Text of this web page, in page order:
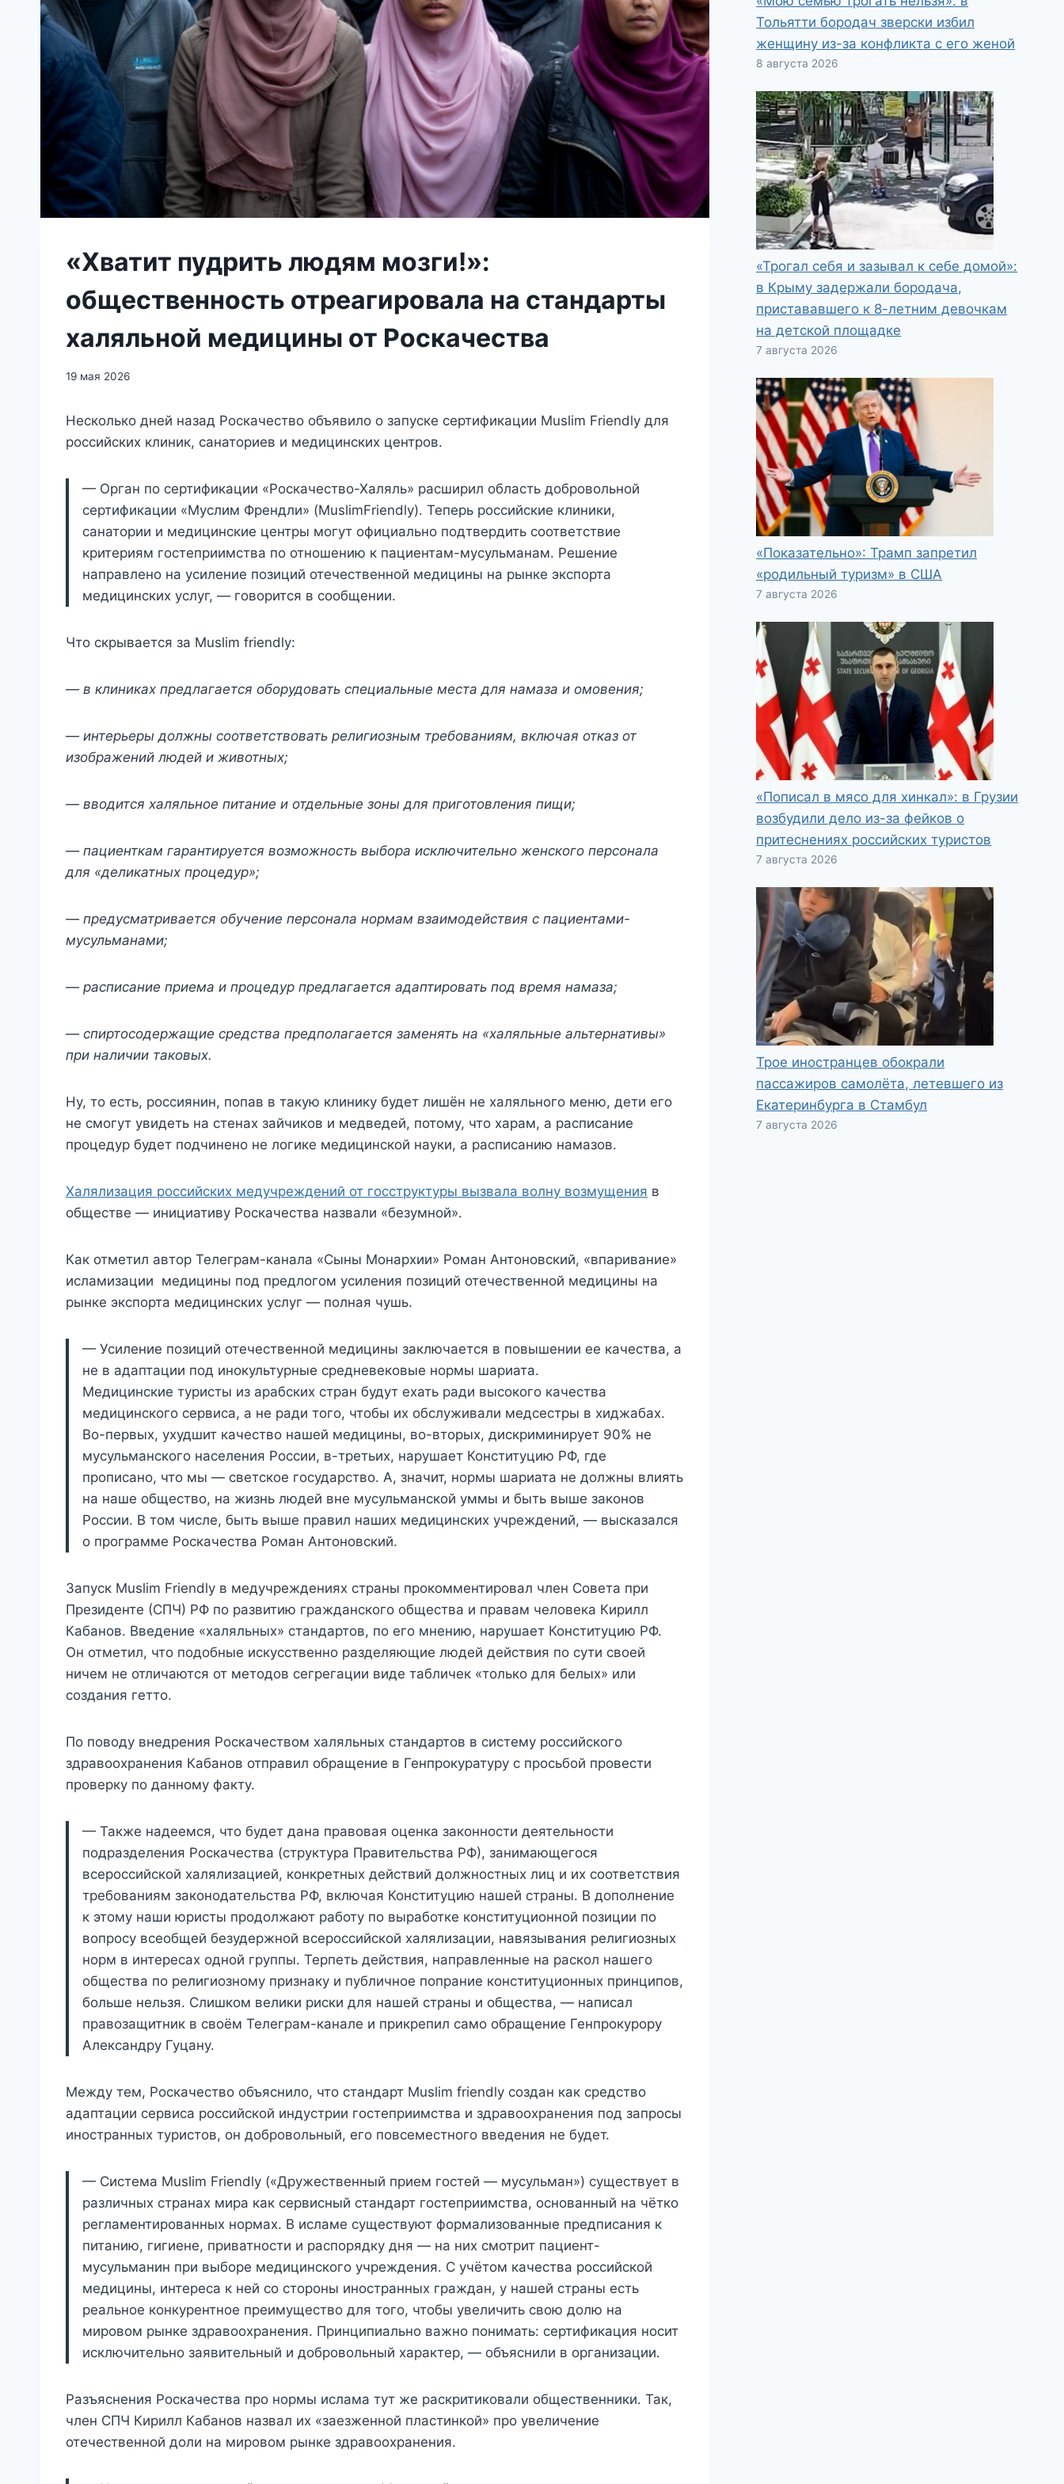
«Хватит пудрить людям мозги!»:
общественность отреагировала на стандарты
халяльной медицины от Роскачества
19 мая 2026
Несколько дней назад Роскачество объявило о запуске сертификации Muslim Friendly для
российских клиник, санаториев и медицинских центров.
— Орган по сертификации «Роскачество-Халяль» расширил область добровольной
сертификации «Муслим Френдли» (MuslimFriendly). Теперь российские клиники,
санатории и медицинские центры могут официально подтвердить соответствие
критериям гостеприимства по отношению к пациентам-мусульманам. Решение
направлено на усиление позиций отечественной медицины на рынке экспорта
медицинских услуг, — говорится в сообщении.
Что скрывается за Muslim friendly:
— в клиниках предлагается оборудовать специальные места для намаза и омовения;
— интерьеры должны соответствовать религиозным требованиям, включая отказ от
изображений людей и животных;
— вводится халяльное питание и отдельные зоны для приготовления пищи;
— пациенткам гарантируется возможность выбора исключительно женского персонала
для «деликатных процедур»;
— предусматривается обучение персонала нормам взаимодействия с пациентами-
мусульманами;
— расписание приема и процедур предлагается адаптировать под время намаза;
— спиртосодержащие средства предполагается заменять на «халяльные альтернативы»
при наличии таковых.
Ну, то есть, россиянин, попав в такую клинику будет лишён не халяльного меню, дети его
не смогут увидеть на стенах зайчиков и медведей, потому, что харам, а расписание
процедур будет подчинено не логике медицинской науки, а расписанию намазов.
Халялизация российских медучреждений от госструктуры вызвала волну возмущения в
обществе — инициативу Роскачества назвали «безумной».
Как отметил автор Телеграм-канала «Сыны Монархии» Роман Антоновский, «впаривание»
исламизации медицины под предлогом усиления позиций отечественной медицины на
рынке экспорта медицинских услуг — полная чушь.
— Усиление позиций отечественной медицины заключается в повышении ее качества, а
не в адаптации под инокультурные средневековые нормы шариата.
Медицинские туристы из арабских стран будут ехать ради высокого качества
медицинского сервиса, а не ради того, чтобы их обслуживали медсестры в хиджабах.
Во-первых, ухудшит качество нашей медицины, во-вторых, дискриминирует 90% не
мусульманского населения России, в-третьих, нарушает Конституцию РФ, где
прописано, что мы — светское государство. А, значит, нормы шариата не должны влиять
на наше общество, на жизнь людей вне мусульманской уммы и быть выше законов
России. В том числе, быть выше правил наших медицинских учреждений, — высказался
о программе Роскачества Роман Антоновский.
Запуск Muslim Friendly в медучреждениях страны прокомментировал член Совета при
Президенте (СПЧ) РФ по развитию гражданского общества и правам человека Кирилл
Кабанов. Введение «халяльных» стандартов, по его мнению, нарушает Конституцию РФ.
Он отметил, что подобные искусственно разделяющие людей действия по сути своей
ничем не отличаются от методов сегрегации виде табличек «только для белых» или
создания гетто.
По поводу внедрения Роскачеством халяльных стандартов в систему российского
здравоохранения Кабанов отправил обращение в Генпрокуратуру с просьбой провести
проверку по данному факту.
— Также надеемся, что будет дана правовая оценка законности деятельности
подразделения Роскачества (структура Правительства РФ), занимающегося
всероссийской халялизацией, конкретных действий должностных лиц и их соответствия
требованиям законодательства РФ, включая Конституцию нашей страны. В дополнение
к этому наши юристы продолжают работу по выработке конституционной позиции по
вопросу всеобщей безудержной всероссийской халялизации, навязывания религиозных
норм в интересах одной группы. Терпеть действия, направленные на раскол нашего
общества по религиозному признаку и публичное попрание конституционных принципов,
больше нельзя. Слишком велики риски для нашей страны и общества, — написал
правозащитник в своём Телеграм-канале и прикрепил само обращение Генпрокурору
Александру Гуцану.
Между тем, Роскачество объяснило, что стандарт Muslim friendly создан как средство
адаптации сервиса российской индустрии гостеприимства и здравоохранения под запросы
иностранных туристов, он добровольный, его повсеместного введения не будет.
— Система Muslim Friendly («Дружественный прием гостей — мусульман») существует в
различных странах мира как сервисный стандарт гостеприимства, основанный на чётко
регламентированных нормах. В исламе существуют формализованные предписания к
питанию, гигиене, приватности и распорядку дня — на них смотрит пациент-
мусульманин при выборе медицинского учреждения. С учётом качества российской
медицины, интереса к ней со стороны иностранных граждан, у нашей страны есть
реальное конкурентное преимущество для того, чтобы увеличить свою долю на
мировом рынке здравоохранения. Принципиально важно понимать: сертификация носит
исключительно заявительный и добровольный характер, — объяснили в организации.
Разъяснения Роскачества про нормы ислама тут же раскритиковали общественники. Так,
член СПЧ Кирилл Кабанов назвал их «заезженной пластинкой» про увеличение
отечественной доли на мировом рынке здравоохранения.
Тольятти бородач зверски избил
женщину из-за конфликта с его женой
8 августа 2026
«Трогал себя и зазывал к себе домой»:
в Крыму задержали бородача,
пристававшего к 8-летним девочкам
на детской площадке
7 августа 2026
«Показательно»: Трамп запретил
«родильный туризм» в США
7 августа 2026
«Пописал в мясо для хинкал»: в Грузии
возбудили дело из-за фейков о
притеснениях российских туристов
7 августа 2026
Трое иностранцев обокрали
пассажиров самолёта, летевшего из
Екатеринбурга в Стамбул
7 августа 2026